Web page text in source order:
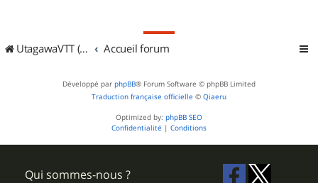
UtagawaVTT (Randos VTT et VTTAE avec traces GPS) Accueil forum
Développé par phpBB® Forum Software © phpBB Limited
Traduction française officielle © Qiaeru
Optimized by: phpBB SEO
Confidentialité | Conditions
Qui sommes-nous ?